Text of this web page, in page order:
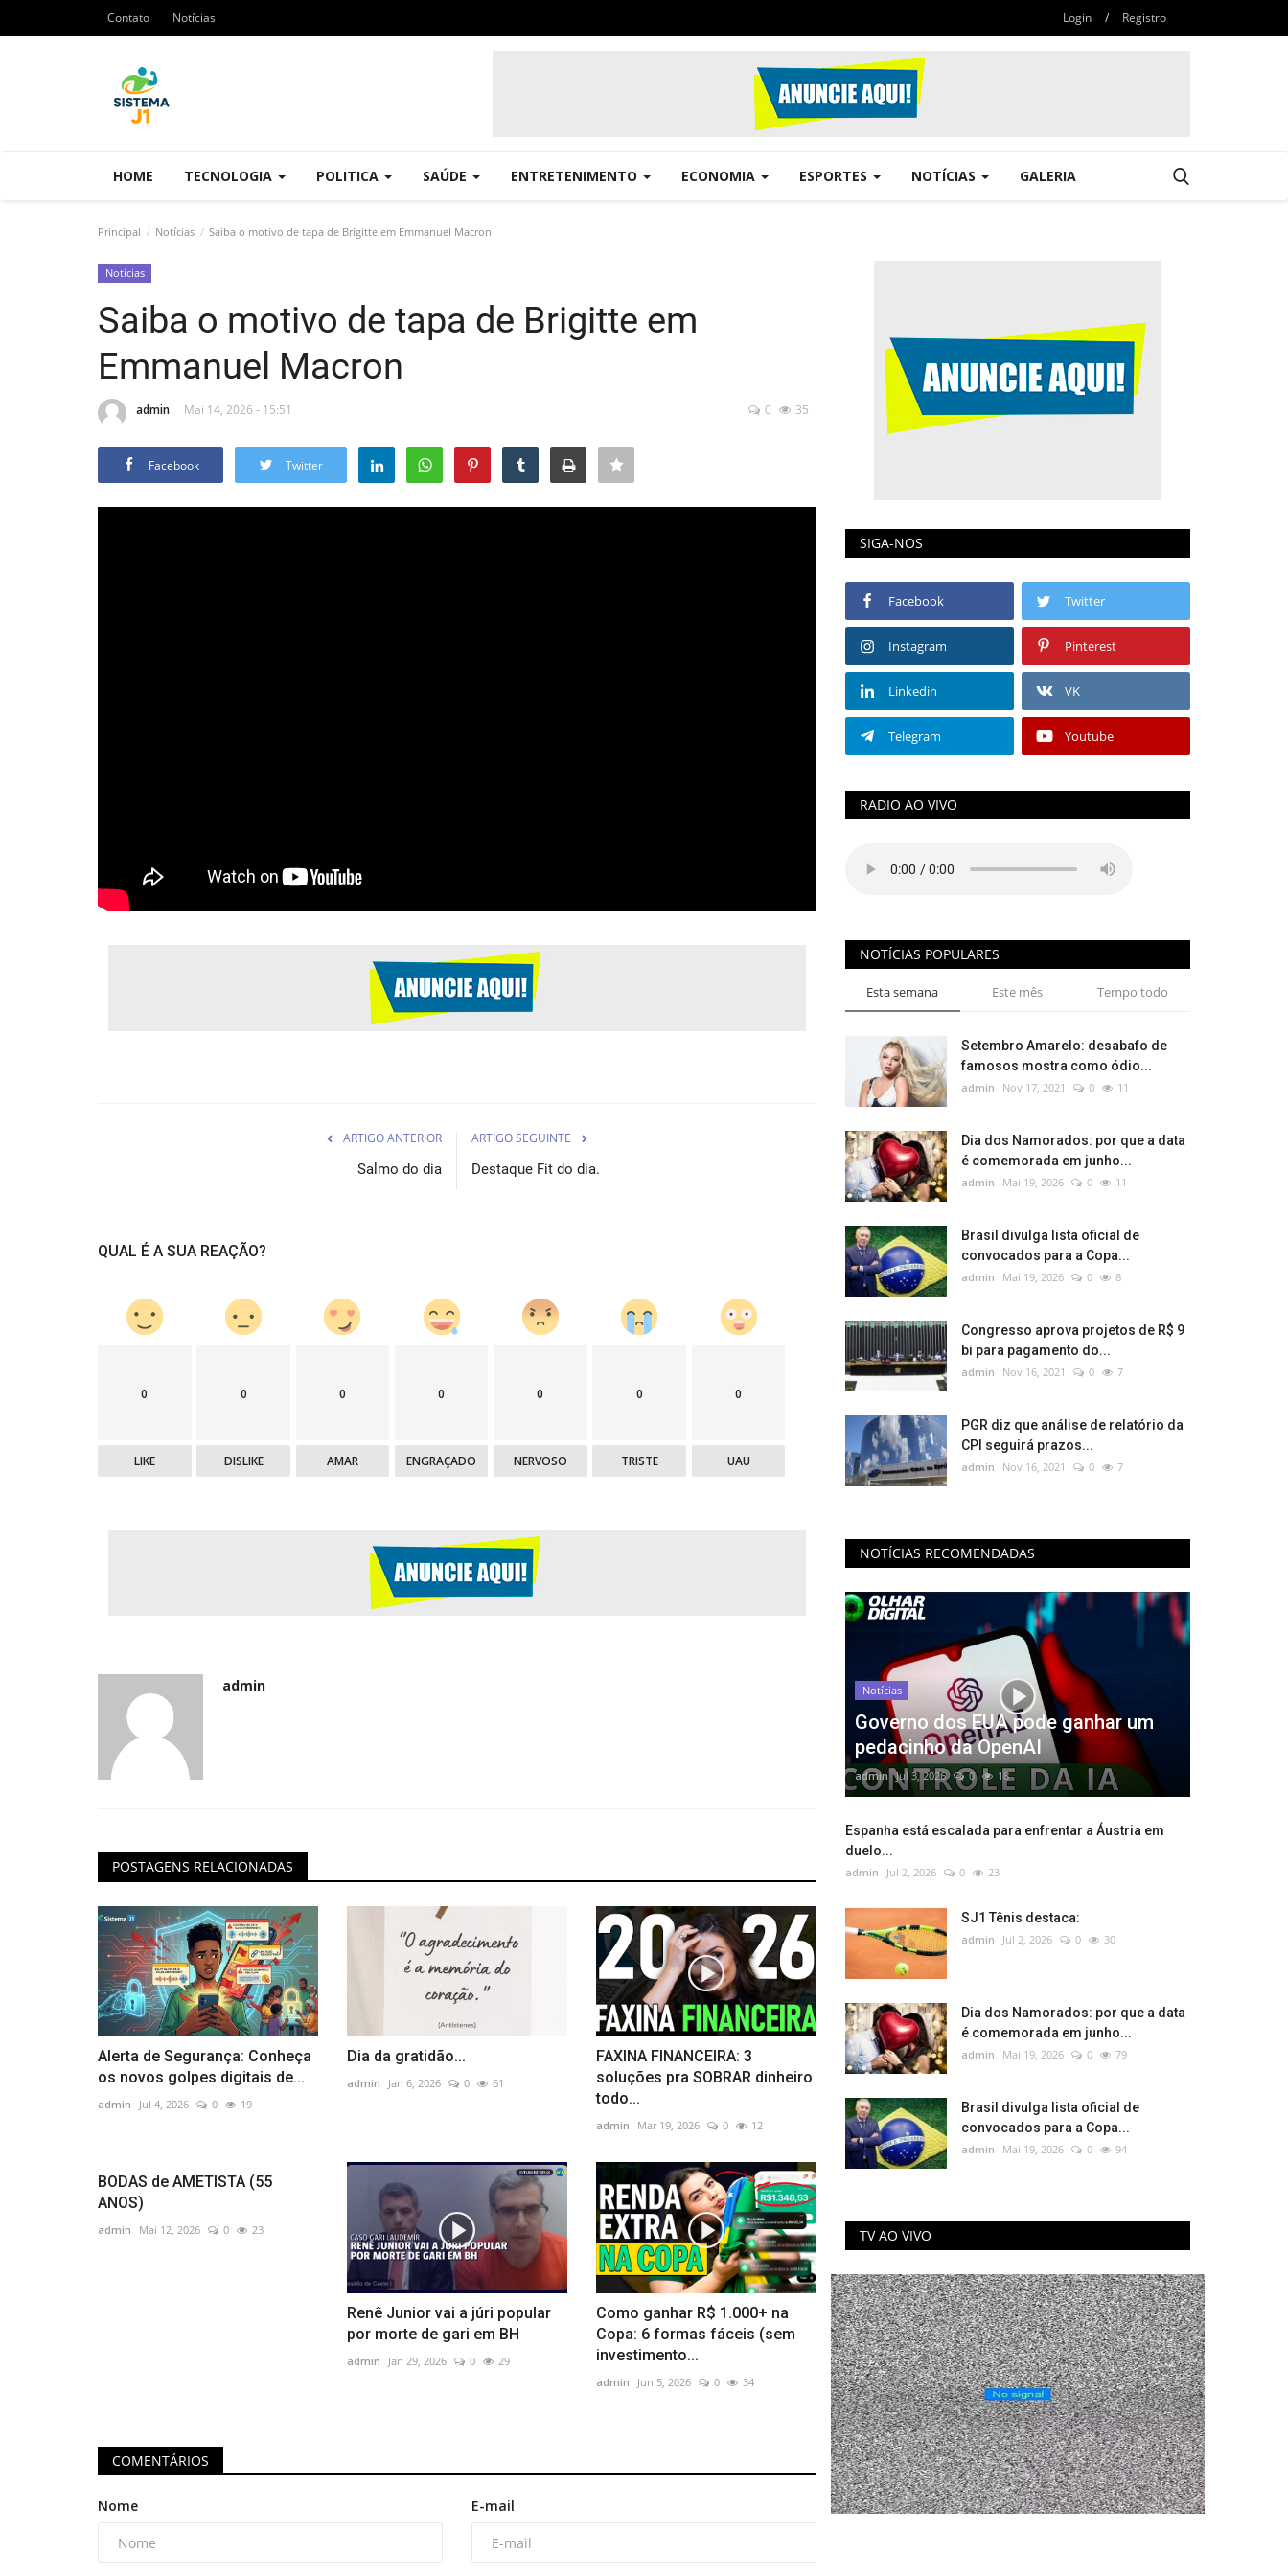
Contato Notícias Login / Registro
HOME TECNOLOGIA POLITICA SAÚDE ENTRETENIMENTO ECONOMIA ESPORTES NOTÍCIAS GALERIA
Principal Notícias Saiba o motivo de tapa de Brigitte em Emmanuel Macron
Notícias
Saiba o motivo de tapa de Brigitte em
Emmanuel Macron
admin Mai 14, 2026 - 15:51 0 35
Facebook Twitter
ARTIGO ANTERIOR
Salmo do dia
ARTIGO SEGUINTE
Destaque Fit do dia.
QUAL É A SUA REAÇÃO?
0
LIKE
0
DISLIKE
0
AMAR
0
ENGRAÇADO
0
NERVOSO
0
TRISTE
0
UAU
admin
POSTAGENS RELACIONADAS
Alerta de Segurança: Conheça
os novos golpes digitais de...
admin Jul 4, 2026 0 19
Dia da gratidão...
admin Jan 6, 2026 0 61
FAXINA FINANCEIRA: 3
soluções pra SOBRAR dinheiro
todo...
admin Mar 19, 2026 0 12
BODAS de AMETISTA (55
ANOS)
admin Mai 12, 2026 0 23
Renê Junior vai a júri popular
por morte de gari em BH
admin Jan 29, 2026 0 29
Como ganhar R$ 1.000+ na
Copa: 6 formas fáceis (sem
investimento...
admin Jun 5, 2026 0 34
COMENTÁRIOS
Nome E-mail
SIGA-NOS
Facebook Twitter
Instagram Pinterest
Linkedin VK
Telegram Youtube
RADIO AO VIVO
NOTÍCIAS POPULARES
Esta semana Este mês Tempo todo
Setembro Amarelo: desabafo de
famosos mostra como ódio...
admin Nov 17, 2021 0 11
Dia dos Namorados: por que a data
é comemorada em junho...
admin Mai 19, 2026 0 11
Brasil divulga lista oficial de
convocados para a Copa...
admin Mai 19, 2026 0 8
Congresso aprova projetos de R$ 9
bi para pagamento do...
admin Nov 16, 2021 0 7
PGR diz que análise de relatório da
CPI seguirá prazos...
admin Nov 16, 2021 0 7
NOTÍCIAS RECOMENDADAS
Notícias
Governo dos EUA pode ganhar um
pedacinho da OpenAI
admin Jul 3, 2026 0 18
Espanha está escalada para enfrentar a Áustria em
duelo...
admin Jul 2, 2026 0 23
SJ1 Tênis destaca:
admin Jul 2, 2026 0 30
Dia dos Namorados: por que a data
é comemorada em junho...
admin Mai 19, 2026 0 79
Brasil divulga lista oficial de
convocados para a Copa...
admin Mai 19, 2026 0 94
TV AO VIVO